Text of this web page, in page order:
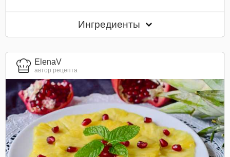
Ингредиенты
ElenaV
автор рецепта